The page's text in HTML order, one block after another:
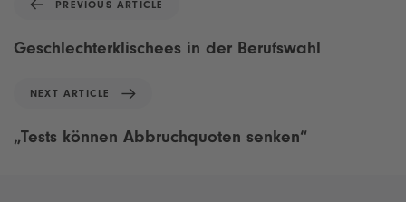
e
v
s
PREVIOUS ARTICLE
Geschlechterklischees in der Berufswahl
t
NEXT ARTICLE
„Tests können Abbruchquoten senken“